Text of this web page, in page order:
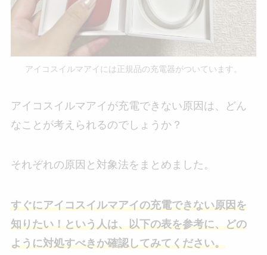
アイコスイルマアイには正規品の充電器がついています。
アイコスイルマアイが充電できない原因は、どん
なことが考えられるのでしょうか？
それぞれの原因と対象法をまとめました。
すぐにアイコスイルマアイの充電できない原因を
知りたい！という人は、以下の表を参考に、どの
ように対処すべきか確認してみてください。